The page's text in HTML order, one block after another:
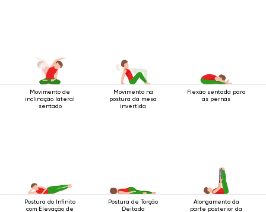
Movimento de
inclinação lateral
sentado
Movimento na
postura da mesa
invertida
Flexão sentada para
as pernas
Postura do Infinito
com Elevação de
Postura de Torção
Deitado
Alongamento da
parte posterior da